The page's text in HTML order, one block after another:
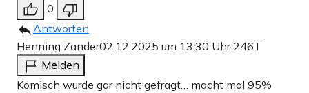
0
Antworten
Henning Zander02.12.2025 um 13:30 Uhr 246T
Melden
Komisch wurde gar nicht gefragt… macht mal 95%